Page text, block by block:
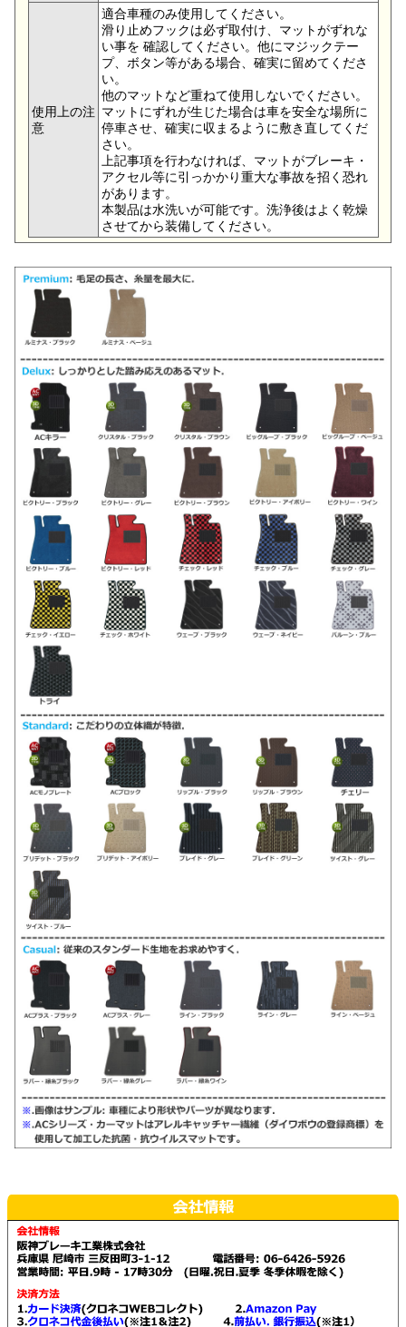
使用上の注
意
適合車種のみ使用してください。
滑り止めフックは必ず取付け、マットがずれな
い事を 確認してください。他にマジックテー
プ、ボタン等がある場合、確実に留めてくださ
い。
他のマットなど重ねて使用しないでください。
マットにずれが生じた場合は車を安全な場所に
停車させ、確実に収まるように敷き直してくだ
さい。
上記事項を行わなければ、マットがブレーキ・
アクセル等に引っかかり重大な事故を招く恐れ
があります。
本製品は水洗いが可能です。洗浄後はよく乾燥
させてから装備してください。